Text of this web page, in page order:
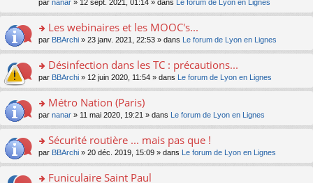
nt
s
ré
e
nt
le
u
s
ré
e
nt
n
o
n
le
u
s
ré
e
nt
a
g
e
n
o
lu
le
pl
u
s
e
nt
le
m
e
s
g
e
n
o
lu
pl
u
s
er
le
m
e
s
a
g
e
n
n
lu
le
pl
par nanar » 12 sept. 2021, 01:14 » dans Le forum de Lyon en Lignes
o
n
ult
er
le
m
e
a
g
e
n
Les webinaires et les MOOC's...
par BBArchi » 23 janv. 2021, 22:53 » dans Le forum de Lyon en Lignes
o
n
ult
er
le
m
e
Désinfection dans les TC : précautions...
par BBArchi » 12 juin 2020, 11:54 » dans Le forum de Lyon en Lignes
o
n
ult
er
le
m
Métro Nation (Paris)
par nanar » 11 mai 2020, 19:21 » dans Le forum de Lyon en Lignes
o
n
Sécurité routière ... mais pas que !
par BBArchi » 20 déc. 2019, 15:09 » dans Le forum de Lyon en Lignes
Funiculaire Saint Paul